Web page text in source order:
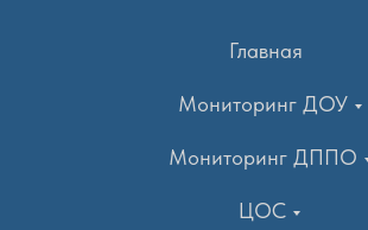
Главная
Мониторинг ДОУ
Мониторинг ДППО
ЦОС